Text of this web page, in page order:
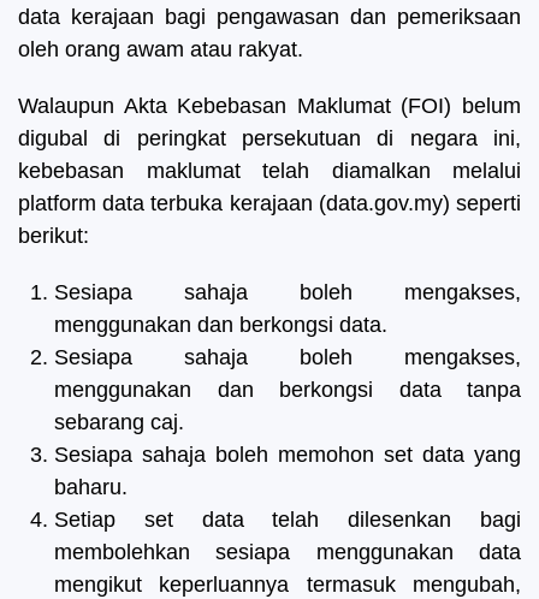
data kerajaan bagi pengawasan dan pemeriksaan
oleh orang awam atau rakyat.
Walaupun Akta Kebebasan Maklumat (FOI) belum
digubal di peringkat persekutuan di negara ini,
kebebasan maklumat telah diamalkan melalui
platform data terbuka kerajaan (data.gov.my) seperti
berikut:
Sesiapa sahaja boleh mengakses,
menggunakan dan berkongsi data.
Sesiapa sahaja boleh mengakses,
menggunakan dan berkongsi data tanpa
sebarang caj.
Sesiapa sahaja boleh memohon set data yang
baharu.
Setiap set data telah dilesenkan bagi
membolehkan sesiapa menggunakan data
mengikut keperluannya termasuk mengubah,